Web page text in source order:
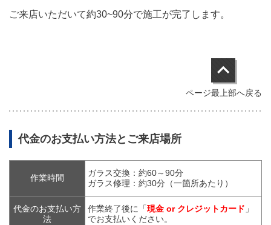
ご来店いただいて約30~90分で施工が完了します。
ページ最上部へ戻る
代金のお支払い方法とご来店場所
作業時間
ガラス交換：約60～90分
ガラス修理：約30分（一箇所あたり）
代金のお支払い方
法
作業終了後に「現金 or クレジットカード 」
でお支払いください。